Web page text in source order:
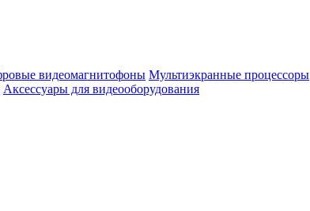
видеомагнитофоны Мультиэкранные процессоры
Аксессуары для видеооборудования